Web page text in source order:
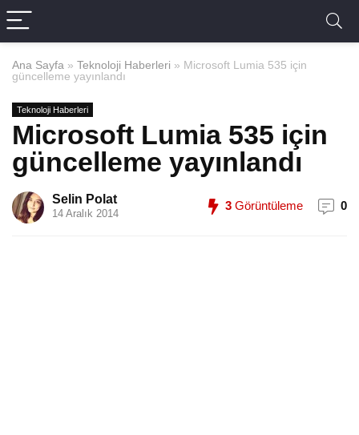
Ana Sayfa » Teknoloji Haberleri » Microsoft Lumia 535 için
güncelleme yayınlandı
Teknoloji Haberleri
Microsoft Lumia 535 için
güncelleme yayınlandı
Selin Polat
14 Aralık 2014
3 Görüntüleme 0